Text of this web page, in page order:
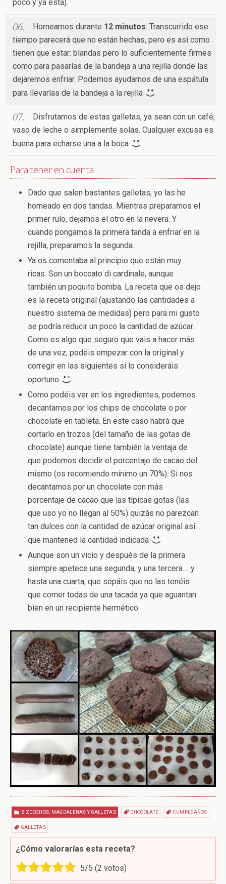
poco y ya está).
Horneamos durante 12 minutos. Transcurrido ese
tiempo parecerá que no están hechas, pero es así como
tienen que estar: blandas pero lo suficientemente firmes
como para pasarlas de la bandeja a una rejilla donde las
dejaremos enfriar. Podemos ayudarnos de una espátula
para llevarlas de la bandeja a la rejilla
Disfrutamos de estas galletas, ya sean con un café,
vaso de leche o simplemente solas. Cualquier excusa es
buena para echarse una a la boca
Para tener en cuenta
Dado que salen bastantes galletas, yo las he
horneado en dos tandas. Mientras preparamos el
primer rulo, dejamos el otro en la nevera. Y
cuando pongamos la primera tanda a enfriar en la
rejilla, preparamos la segunda.
Ya os comentaba al principio que están muy
ricas. Son un boccato di cardinale, aunque
también un poquito bomba. La receta que os dejo
es la receta original (ajustando las cantidades a
nuestro sistema de medidas) pero para mi gusto
se podría reducir un poco la cantidad de azúcar.
Como es algo que seguro que vais a hacer más
de una vez, podéis empezar con la original y
corregir en las siguientes si lo consideráis
oportuno
Como podéis ver en los ingredientes, podemos
decantarnos por los chips de chocolate o por
chocolate en tableta. En este caso habrá que
cortarlo en trozos (del tamaño de las gotas de
chocolate) aunque tiene también la ventaja de
que podemos decidir el porcentaje de cacao del
mismo (os recomiendo mínimo un 70%). Si nos
decantamos por un chocolate con más
porcentaje de cacao que las típicas gotas (las
que uso yo no llegan al 50%) quizás no parezcan
tan dulces con la cantidad de azúcar original así
que mantened la cantidad indicada
Aunque son un vicio y después de la primera
siempre apetece una segunda, y una tercera.... y
hasta una cuarta, que sepáis que no las tenéis
que comer todas de una tacada ya que aguantan
bien en un recipiente hermético.
BIZCOCHOS, MAGDALENAS Y GALLETAS CHOCOLATE CUMPLEAÑOS
GALLETAS
¿Cómo valorarías esta receta?
5/5 (2 votos)